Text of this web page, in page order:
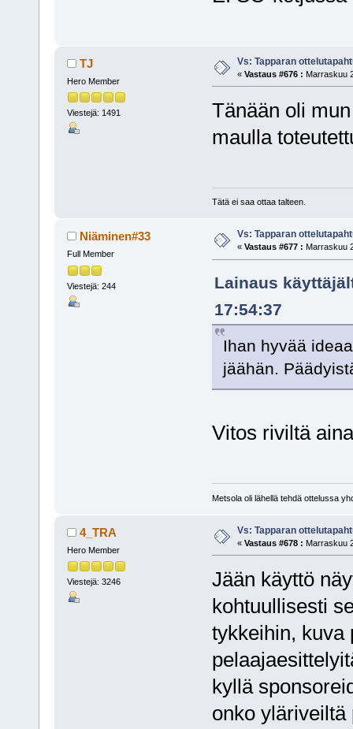
TJ
Hero Member
Viestejä: 1491
Vs: Tapparan
« Vastaus #676 : Marraskuu
Tänään oli
maulla
Tätä ei saa ottaa talteen.
Niäminen#33
Full Member
Viestejä: 244
Vs: Tapparan
« Vastaus #677 : Marraskuu
Lainaus
17:54:37
Ihan hyvää
jäähän.
Vitos riviltä
Metsola oli lähellä tehdä ottelussa
4_TRA
Hero Member
Viestejä: 3246
Vs: Tapparan
« Vastaus #678 : Marraskuu
Jään käyttö
kohtuullisesti
tykkeihin, kuva
kyllä
onko